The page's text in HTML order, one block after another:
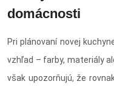
domácnosti
Pri plánovaní novej
vzhľad – farby, materiály
však upozorňujú, že